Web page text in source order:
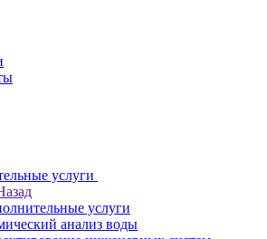
услуги
услуги
анализ воды